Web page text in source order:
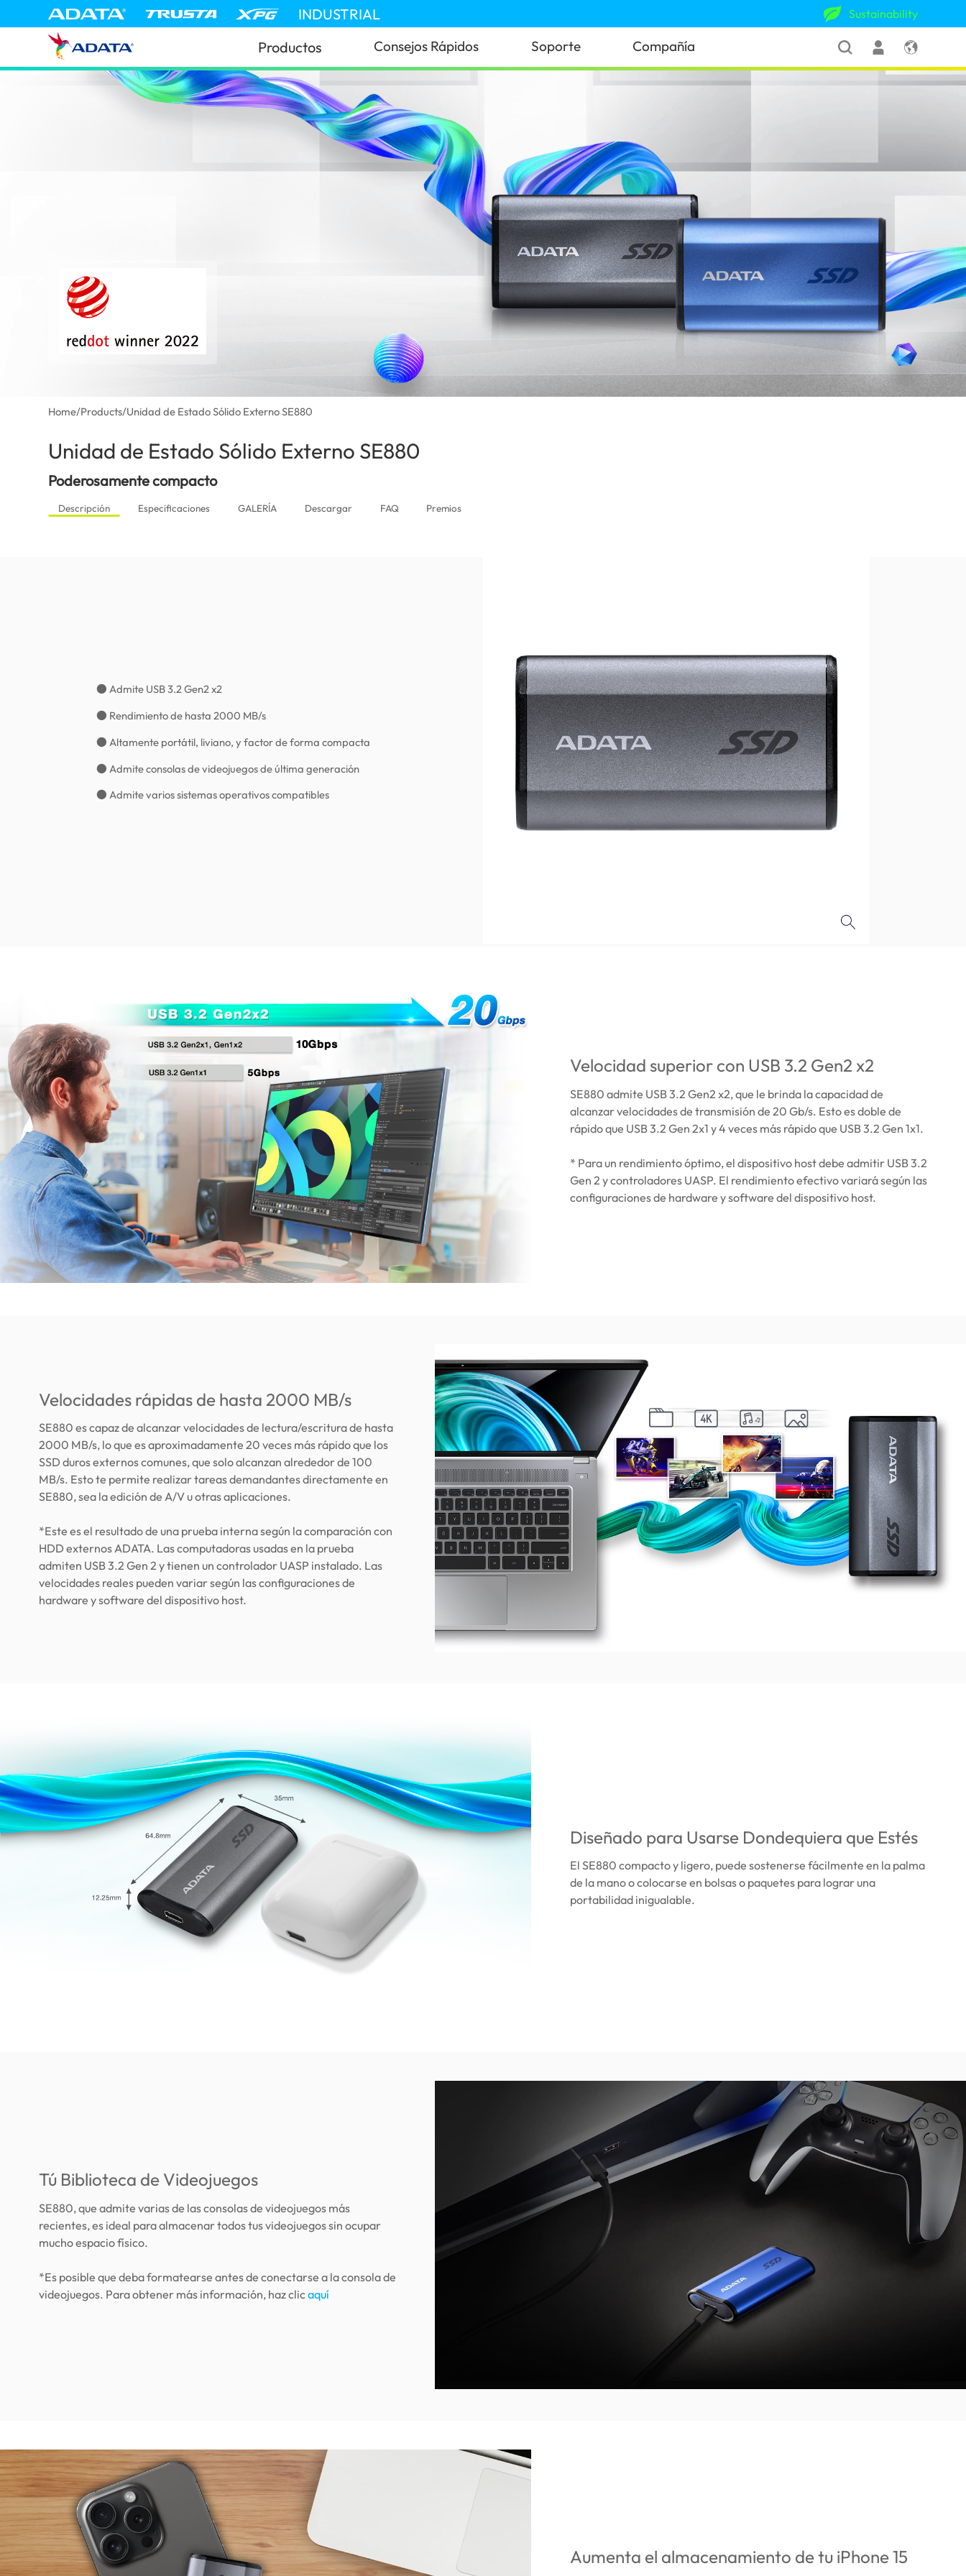
INDUSTRIAL Sustainability
Productos Consejos Rápidos Soporte Compañía
Home/Products/Unidad de Estado Sólido Externo SE880
Unidad de Estado Sólido Externo SE880
Poderosamente compacto
Descripción Especificaciones GALERÍA Descargar FAQ Premios
● Admite USB 3.2 Gen2 x2
● Rendimiento de hasta 2000 MB/s
● Altamente portátil, liviano, y factor de forma compacta
● Admite consolas de videojuegos de última generación
● Admite varios sistemas operativos compatibles
Velocidad superior con USB 3.2 Gen2 x2
SE880 admite USB 3.2 Gen2 x2, que le brinda la capacidad de
alcanzar velocidades de transmisión de 20 Gb/s. Esto es doble de
rápido que USB 3.2 Gen 2x1 y 4 veces más rápido que USB 3.2 Gen 1x1.
* Para un rendimiento óptimo, el dispositivo host debe admitir USB 3.2
Gen 2 y controladores UASP. El rendimiento efectivo variará según las
configuraciones de hardware y software del dispositivo host.
Velocidades rápidas de hasta 2000 MB/s
SE880 es capaz de alcanzar velocidades de lectura/escritura de hasta
2000 MB/s, lo que es aproximadamente 20 veces más rápido que los
SSD duros externos comunes, que solo alcanzan alrededor de 100
MB/s. Esto te permite realizar tareas demandantes directamente en
SE880, sea la edición de A/V u otras aplicaciones.
*Este es el resultado de una prueba interna según la comparación con
HDD externos ADATA. Las computadoras usadas en la prueba
admiten USB 3.2 Gen 2 y tienen un controlador UASP instalado. Las
velocidades reales pueden variar según las configuraciones de
hardware y software del dispositivo host.
Diseñado para Usarse Dondequiera que Estés
El SE880 compacto y ligero, puede sostenerse fácilmente en la palma
de la mano o colocarse en bolsas o paquetes para lograr una
portabilidad inigualable.
Tú Biblioteca de Videojuegos
SE880, que admite varias de las consolas de videojuegos más
recientes, es ideal para almacenar todos tus videojuegos sin ocupar
mucho espacio físico.
*Es posible que deba formatearse antes de conectarse a la consola de
videojuegos. Para obtener más información, haz clicaquí
Aumenta el almacenamiento de tu iPhone 15